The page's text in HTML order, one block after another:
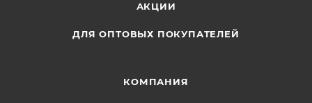
АКЦИИ
ДЛЯ ОПТОВЫХ ПОКУПАТЕЛЕЙ
КОМПАНИЯ